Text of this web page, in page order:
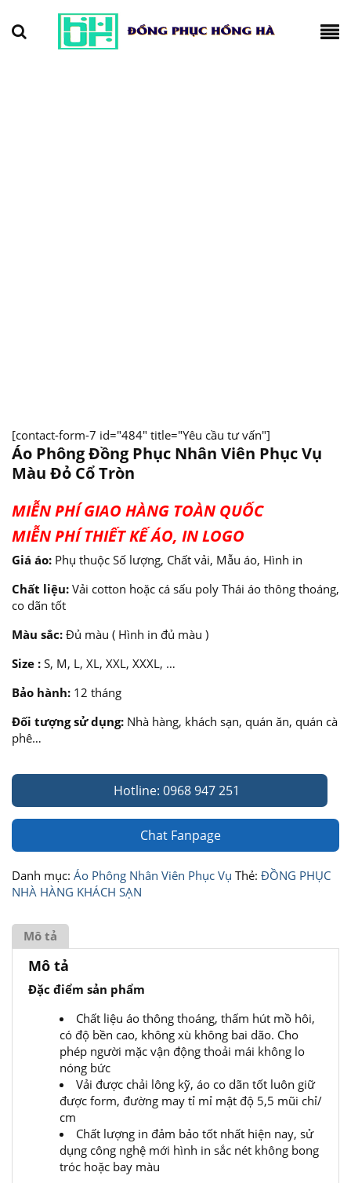
[contact-form-7 id="484" title="Yêu cầu tư vấn"]
Áo Phông Đồng Phục Nhân Viên Phục Vụ
Màu Đỏ Cổ Tròn
MIỄN PHÍ GIAO HÀNG TOÀN QUỐC
MIỄN PHÍ THIẾT KẾ ÁO, IN LOGO
Giá áo: Phụ thuộc Số lượng, Chất vải, Mẫu áo, Hình in
Chất liệu: Vải cotton hoặc cá sấu poly Thái áo thông thoáng,
co dãn tốt
Màu sắc: Đủ màu ( Hình in đủ màu )
Size : S, M, L, XL, XXL, XXXL, …
Bảo hành: 12 tháng
Đối tượng sử dụng: Nhà hàng, khách sạn, quán ăn, quán cà
phê…
Hotline: 0968 947 251
Chat Fanpage
Danh mục: Áo Phông Nhân Viên Phục Vụ Thẻ: ĐỒNG PHỤC
NHÀ HÀNG KHÁCH SẠN
Mô tả
Mô tả
Đặc điểm sản phẩm
Chất liệu áo thông thoáng, thấm hút mồ hôi,
có độ bền cao, không xù không bai dão. Cho
phép người mặc vận động thoải mái không lo
nóng bức
Vải được chải lông kỹ, áo co dãn tốt luôn giữ
được form, đường may tỉ mỉ mật độ 5,5 mũi chỉ/
cm
Chất lượng in đảm bảo tốt nhất hiện nay, sử
dụng công nghệ mới hình in sắc nét không bong
tróc hoặc bay màu